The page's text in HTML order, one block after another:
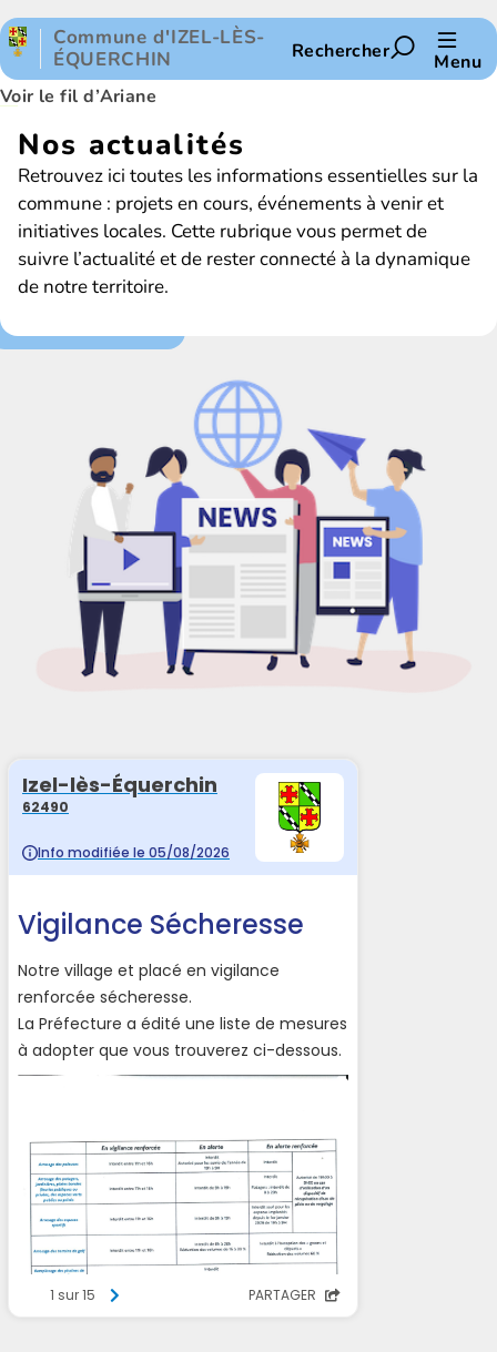
Panneau de gestion des cookies
Commune d'IZEL-LÈS-
ÉQUERCHIN
Rechercher
Menu
Voir le fil d’Ariane
Nos actualités
Retrouvez ici toutes les informations essentielles sur la
commune : projets en cours, événements à venir et
initiatives locales. Cette rubrique vous permet de
suivre l’actualité et de rester connecté à la dynamique
de notre territoire.